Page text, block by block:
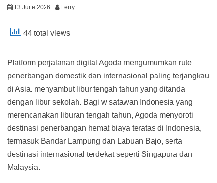
13 June 2026 Ferry
44 total views
Platform perjalanan digital Agoda mengumumkan rute
penerbangan domestik dan internasional paling terjangkau
di Asia, menyambut libur tengah tahun yang ditandai
dengan libur sekolah. Bagi wisatawan Indonesia yang
merencanakan liburan tengah tahun, Agoda menyoroti
destinasi penerbangan hemat biaya teratas di Indonesia,
termasuk Bandar Lampung dan Labuan Bajo, serta
destinasi internasional terdekat seperti Singapura dan
Malaysia.